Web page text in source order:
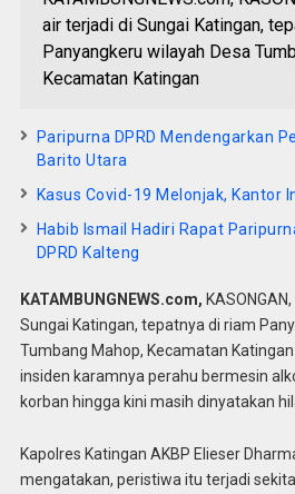
air terjadi di Sungai Katingan,
Panyangkeru wilayah Desa
Kecamatan Katingan
Paripurna DPRD Mendengarkan
Barito Utara
Kasus Covid-19 Melonjak, Kantor
Habib Ismail Hadiri Rapat
DPRD Kalteng
KATAMBUNGNEWS.com,
Sungai Katingan, tepatnya di riam
Tumbang Mahop, Kecamatan
insiden karamnya perahu bermesin
korban hingga kini masih dinyatakan
Kapolres Katingan AKBP Elieser
mengatakan, peristiwa itu terjadi